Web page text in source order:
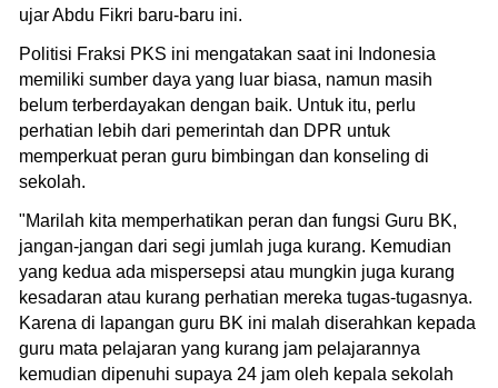
ujar Abdu Fikri baru-baru ini.
Politisi Fraksi PKS ini mengatakan saat ini Indonesia
memiliki sumber daya yang luar biasa, namun masih
belum terberdayakan dengan baik. Untuk itu, perlu
perhatian lebih dari pemerintah dan DPR untuk
memperkuat peran guru bimbingan dan konseling di
sekolah.
"Marilah kita memperhatikan peran dan fungsi Guru BK,
jangan-jangan dari segi jumlah juga kurang. Kemudian
yang kedua ada mispersepsi atau mungkin juga kurang
kesadaran atau kurang perhatian mereka tugas-tugasnya.
Karena di lapangan guru BK ini malah diserahkan kepada
guru mata pelajaran yang kurang jam pelajarannya
kemudian dipenuhi supaya 24 jam oleh kepala sekolah